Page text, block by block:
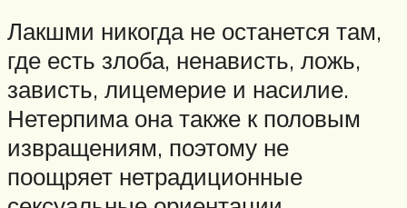
Лакшми никогда не останется там,
где есть злоба, ненависть, ложь,
зависть, лицемерие и насилие.
Нетерпима она также к половым
извращениям, поэтому не
поощряет нетрадиционные